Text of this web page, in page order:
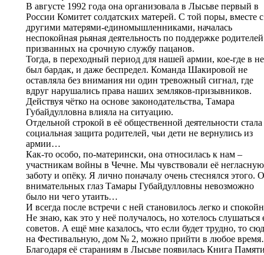
В августе 1992 года она организовала в Лысьве первый в
России Комитет солдатских матерей. С той поры, вместе с
другими матерями-единомышленниками, началась
неспокойная рьяная деятельность по поддержке родителей
призванных на срочную службу пацанов.
Тогда, в переходный период для нашей армии, кое-где в
был бардак, и даже беспредел. Команда Шакировой не
оставляла без внимания ни один тревожный сигнал, где
вдруг нарушались права наших земляков-призывников.
Действуя чётко на основе законодательства, Тамара
Губайдулловна влияла на ситуацию.
Отдельной строкой в её общественной деятельности стала
социальная защита родителей, чьи дети не вернулись из
армии…
Как-то особо, по-матерински, она относилась к нам –
участникам войны в Чечне. Мы чувствовали её негласную
заботу и опёку. Я лично поначалу очень стеснялся этого.
внимательных глаз Тамары Губайдулловны невозможно
было ни чего утаить…
И всегда после встречи с ней становилось легко и
Не знаю, как это у неё получалось, но хотелось слушаться
советов. А ещё мне казалось, что если будет трудно, то
на Фестивальную, дом № 2, можно прийти в любое
Благодаря её стараниям в Лысьве появилась Книга